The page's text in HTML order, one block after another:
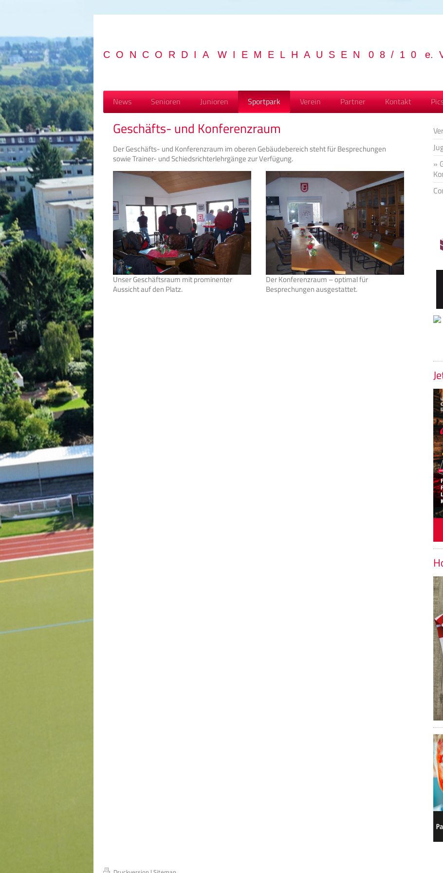
C O N C O R D I A W I E M E L H A U S E N 0 8 / 1 0 e.
News Senioren Junioren Sportpark Verein Partner Kontakt
Geschäfts- und Konferenzraum
Der Geschäfts- und Konferenzraum im oberen Gebäudebereich steht für Besprechungen
sowie Trainer- und Schiedsrichterlehrgänge zur Verfügung.
Unser Geschäftsraum mit prominenter
Aussicht auf den Platz.
Der Konferenzraum – optimal für
Besprechungen ausgestattet.